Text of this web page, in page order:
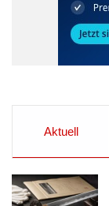
Aktuell